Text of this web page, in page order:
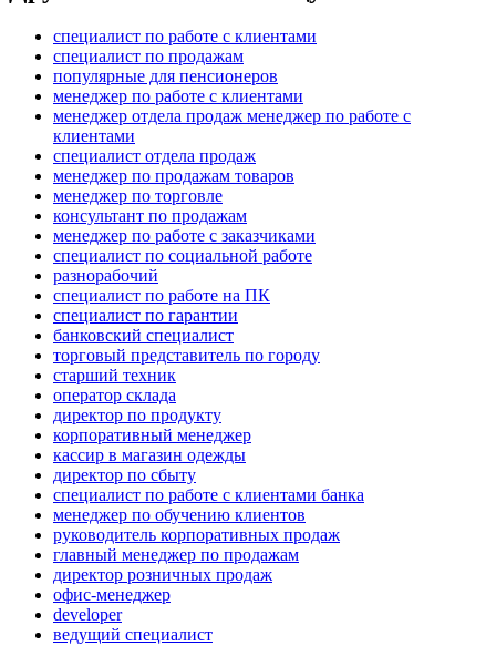
специалист по работе с клиентами
специалист по продажам
популярные для пенсионеров
менеджер по работе с клиентами
менеджер отдела продаж менеджер по работе с
клиентами
специалист отдела продаж
менеджер по продажам товаров
менеджер по торговле
консультант по продажам
менеджер по работе с заказчиками
специалист по социальной работе
разнорабочий
специалист по работе на ПК
специалист по гарантии
банковский специалист
торговый представитель по городу
старший техник
оператор склада
директор по продукту
корпоративный менеджер
кассир в магазин одежды
директор по сбыту
специалист по работе с клиентами банка
менеджер по обучению клиентов
руководитель корпоративных продаж
главный менеджер по продажам
директор розничных продаж
офис-менеджер
developer
ведущий специалист